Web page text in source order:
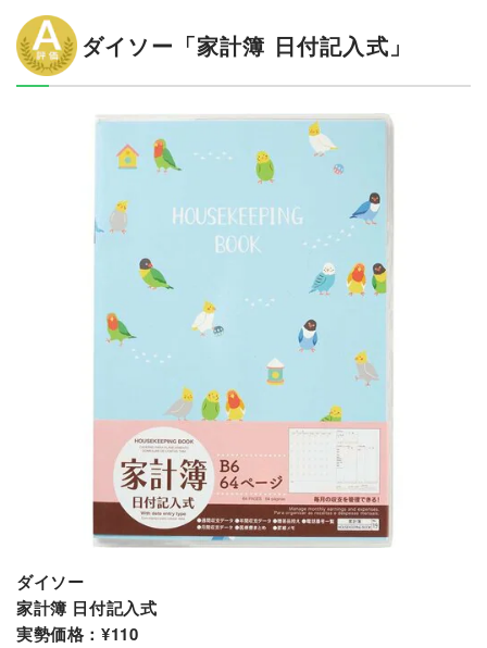
ダイソー「家計簿 日付記入式」
ダイソー
家計簿 日付記入式
実勢価格：¥110